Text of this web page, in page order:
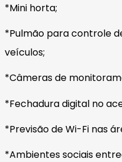
*Mini horta;
*Pulmão para controle
veículos;
*Câmeras de
*Fechadura digital no
*Previsão de Wi-Fi nas
*Ambientes sociais